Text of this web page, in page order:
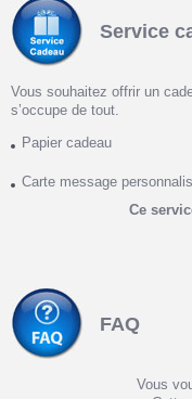
Service
Vous souhaitez offrir un
s’occupe de tout.
Papier cadeau
Carte message
Ce
FAQ
Vous